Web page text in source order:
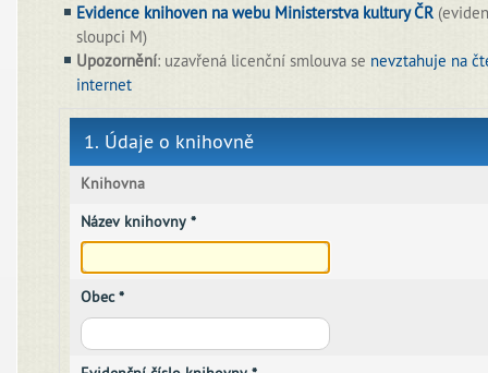
Evidence knihoven na webu Ministerstva kultury ČR
sloupci M)
Upozornění: uzavřená licenční smlouva se nevztahuje na
internet
1. Údaje o knihovně
Knihovna
Název knihovny *
Obec *